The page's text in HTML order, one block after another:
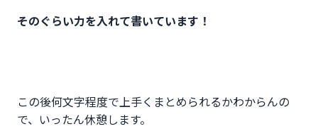
そのぐらい力を入れて書いています！
この後何文字程度で上手くまとめられるかわからんの
で、いったん休憩します。